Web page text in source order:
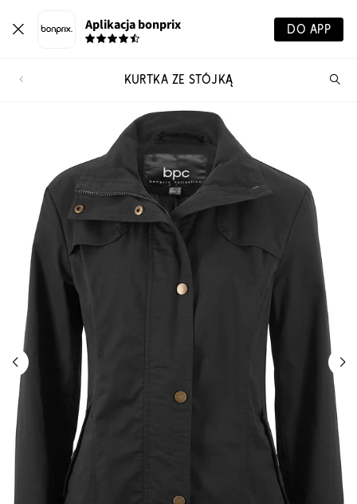
Aplikacja bonprix DO APP
KURTKA ZE STÓJKĄ